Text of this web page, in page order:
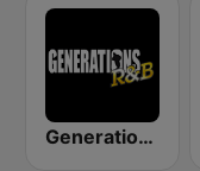
Generations R&B